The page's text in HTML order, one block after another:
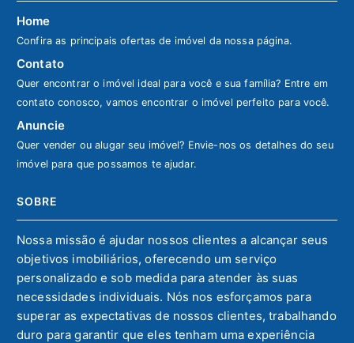
Home
Confira as principais ofertas de imóvel da nossa página.
Contato
Quer encontrar o imóvel ideal para você e sua família? Entre em
contato conosco, vamos encontrar o imóvel perfeito para você.
Anuncie
Quer vender ou alugar seu imóvel? Envie-nos os detalhes do seu
imóvel para que possamos te ajudar.
SOBRE
Nossa missão é ajudar nossos clientes a alcançar seus
objetivos imobiliários, oferecendo um serviço
personalizado e sob medida para atender às suas
necessidades individuais. Nós nos esforçamos para
superar as expectativas de nossos clientes, trabalhando
duro para garantir que eles tenham uma experiência